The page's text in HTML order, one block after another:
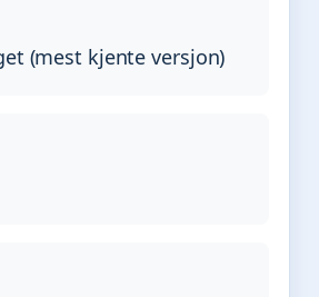
(mest kjente versjon)